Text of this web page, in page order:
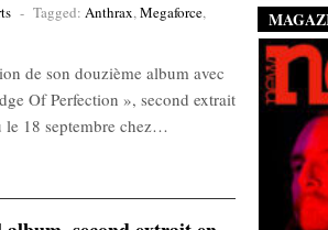
- Tagged: Anthrax,Megaforce,
de son douzième album avec
Of Perfection », second extrait
le 18 septembre chez…